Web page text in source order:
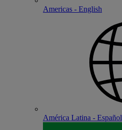
Americas - English
América Latina - Español